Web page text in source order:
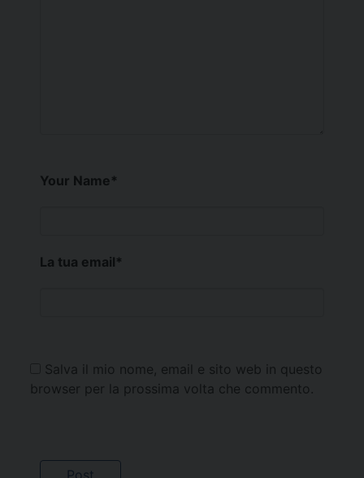
Your Name*
La tua email*
Salva il mio nome, email e sito web in questo
browser per la prossima volta che commento.